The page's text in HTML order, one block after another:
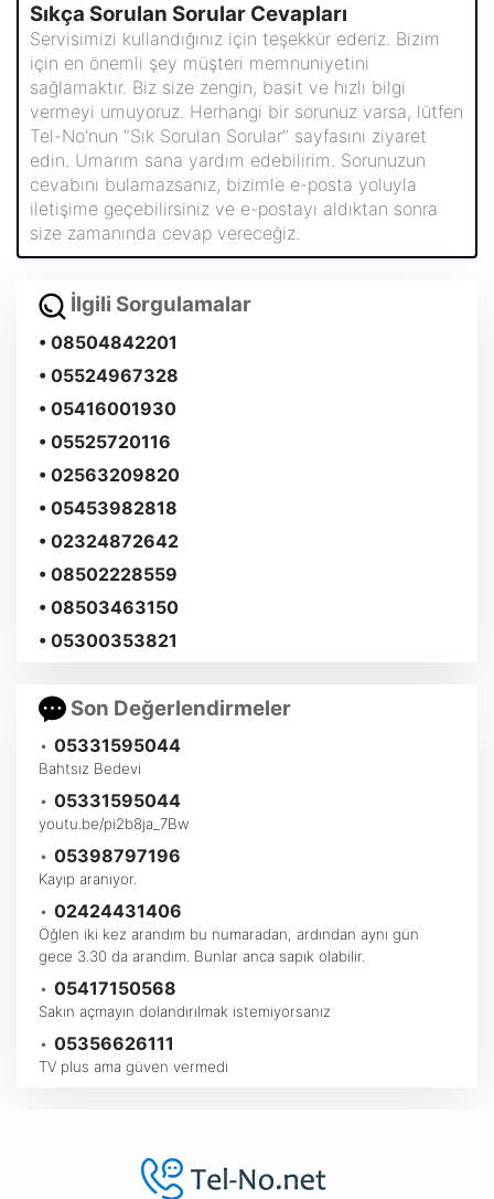
Sıkça Sorulan Sorular Cevapları
Servisimizi kullandığınız için teşekkür ederiz. Bizim
için en önemli şey müşteri memnuniyetini
sağlamaktır. Biz size zengin, basit ve hızlı bilgi
vermeyi umuyoruz. Herhangi bir sorunuz varsa, lütfen
Tel-No'nun "Sık Sorulan Sorular" sayfasını ziyaret
edin. Umarım sana yardım edebilirim. Sorunuzun
cevabını bulamazsanız, bizimle e-posta yoluyla
iletişime geçebilirsiniz ve e-postayı aldıktan sonra
size zamanında cevap vereceğiz.
İlgili Sorgulamalar
• 08504842201
• 05524967328
• 05416001930
• 05525720116
• 02563209820
• 05453982818
• 02324872642
• 08502228559
• 08503463150
• 05300353821
Son Değerlendirmeler
• 05331595044
Bahtsız Bedevi
• 05331595044
youtu.be/pi2b8ja_7Bw
• 05398797196
Kayıp aranıyor.
• 02424431406
Öğlen iki kez arandım bu numaradan, ardından aynı gün
gece 3.30 da arandım. Bunlar anca sapık olabilir.
• 05417150568
Sakın açmayın dolandırılmak istemiyorsanız
• 05356626111
TV plus ama güven vermedi